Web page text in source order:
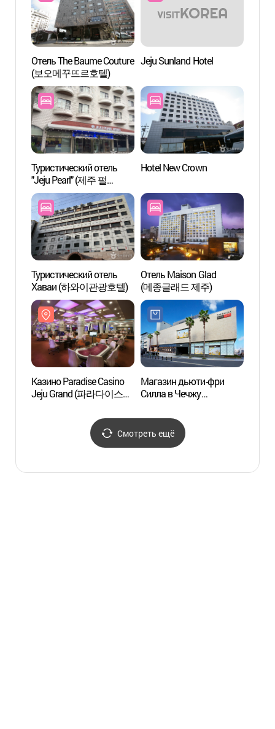
Отель The Baume Couture
(보오메꾸뜨르호텔)
Jeju Sunland Hotel
Туристический отель
"Jeju Pearl" (제주 펄
관광호텔)
Hotel New Crown
Туристический отель
Хаваи (하와이관광호텔)
Отель Maison Glad
(메종글래드 제주)
Казино Paradise Casino
Jeju Grand (파라다이스
Магазин дьюти-фри
Силла в Чечжу
Смотреть ещё